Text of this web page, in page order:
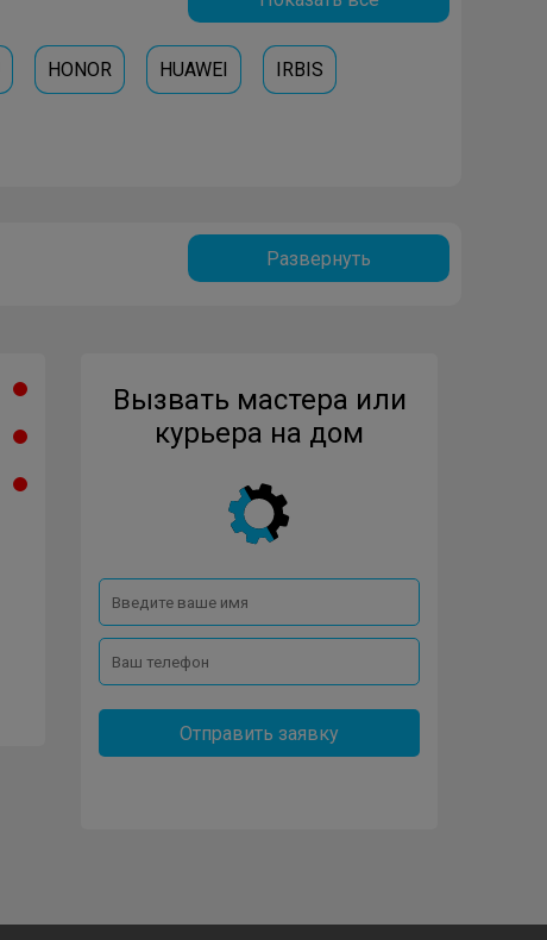
HONOR HUAWEI IRBIS
Развернуть
Вызвать мастера или
курьера на дом
Отправить заявку